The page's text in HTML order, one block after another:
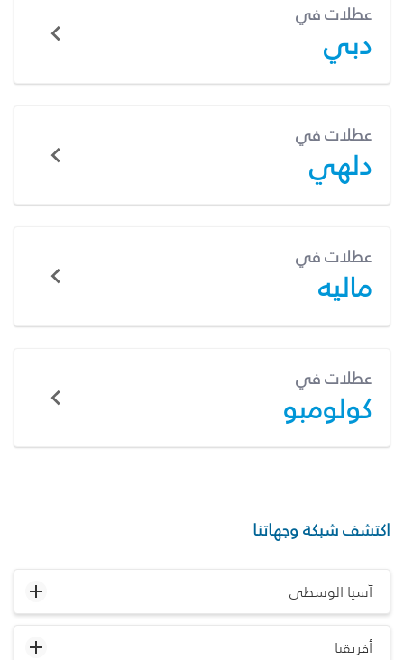
عطلات في
دبي
عطلات في
دلهي
عطلات في
ماليه
عطلات في
كولومبو
اكتشف شبكة وجهاتنا
آسيا الوسطى
أفريقيا